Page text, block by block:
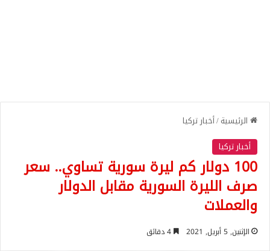
الرئيسية/أخبار تركيا
أخبار تركيا
100 دولار كم ليرة سورية تساوي.. سعر
صرف الليرة السورية مقابل الدولار
والعملات
الإثنين, 5 أبريل, 2021